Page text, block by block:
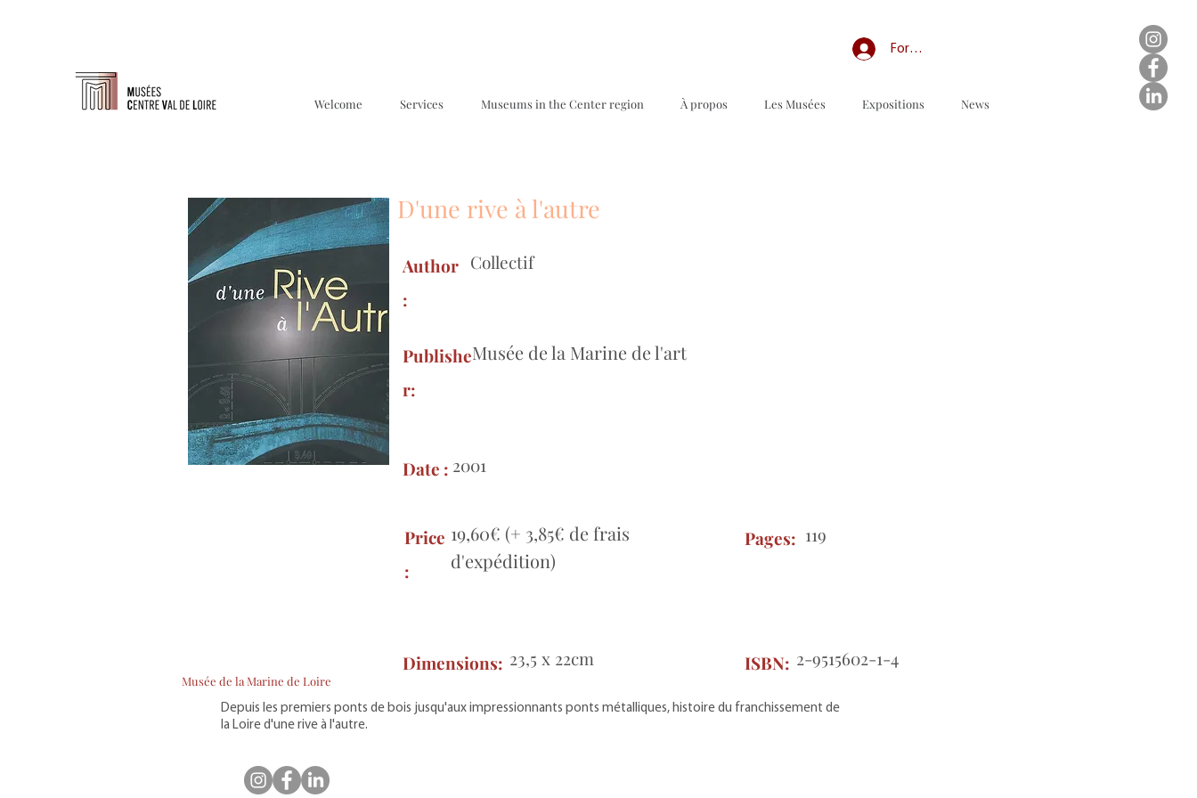
Forum professionnel/My Groups
Welcome Services Museums in the Center region À propos Les Musées Expositions News
D'une rive à l'autre
Author
:
Collectif
Musée de la Marine de l'art
Publishe
r:
2001
Date :
19,60€ (+ 3,85€ de frais
d'expédition)
Price
:
119
Pages:
Musée de la Marine de Loire
23,5 x 22cm
Dimensions: 2-9515602-1-4
ISBN:
Depuis les premiers ponts de bois jusqu'aux impressionnants ponts métalliques, histoire du franchissement de
la Loire d'une rive à l'autre.